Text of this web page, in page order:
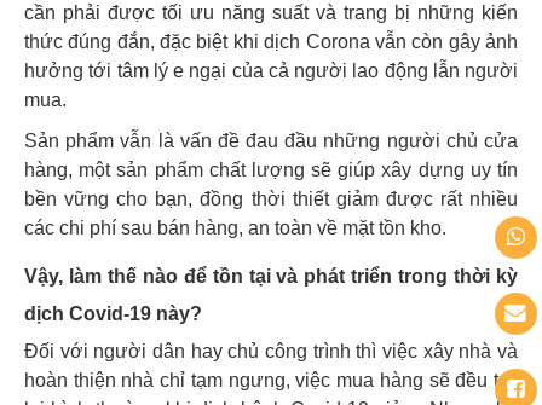
cần phải được tối ưu năng suất và trang bị những kiến
thức đúng đắn, đặc biệt khi dịch Corona vẫn còn gây ảnh
hưởng tới tâm lý e ngại của cả người lao động lẫn người
mua.
Sản phẩm vẫn là vấn đề đau đầu những người chủ cửa
hàng, một sản phẩm chất lượng sẽ giúp xây dựng uy tín
bền vững cho bạn, đồng thời thiết giảm được rất nhiều
các chi phí sau bán hàng, an toàn về mặt tồn kho.
Vậy, làm thế nào để tồn tại và phát triển trong thời kỳ
dịch Covid-19 này?
Đối với người dân hay chủ công trình thì việc xây nhà và
hoàn thiện nhà chỉ tạm ngưng, việc mua hàng sẽ đều trở